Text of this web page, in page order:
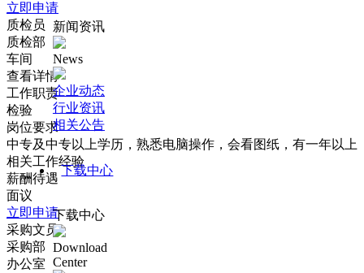
新闻资讯
News
企业动态
行业资讯
相关公告
下载中心
下载中心
Download
Center
立即申请
质检员
质检部
车间
查看详情
工作职责
检验
岗位要求
中专及中专以上学历，熟悉电脑操作，会看图纸，有一年以上
相关工作经验
薪酬待遇
面议
立即申请
采购文员
采购部
办公室